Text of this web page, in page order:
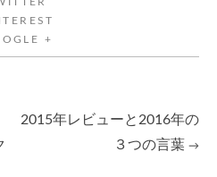
+
2015年レビューと2016年の
３つの言葉 →